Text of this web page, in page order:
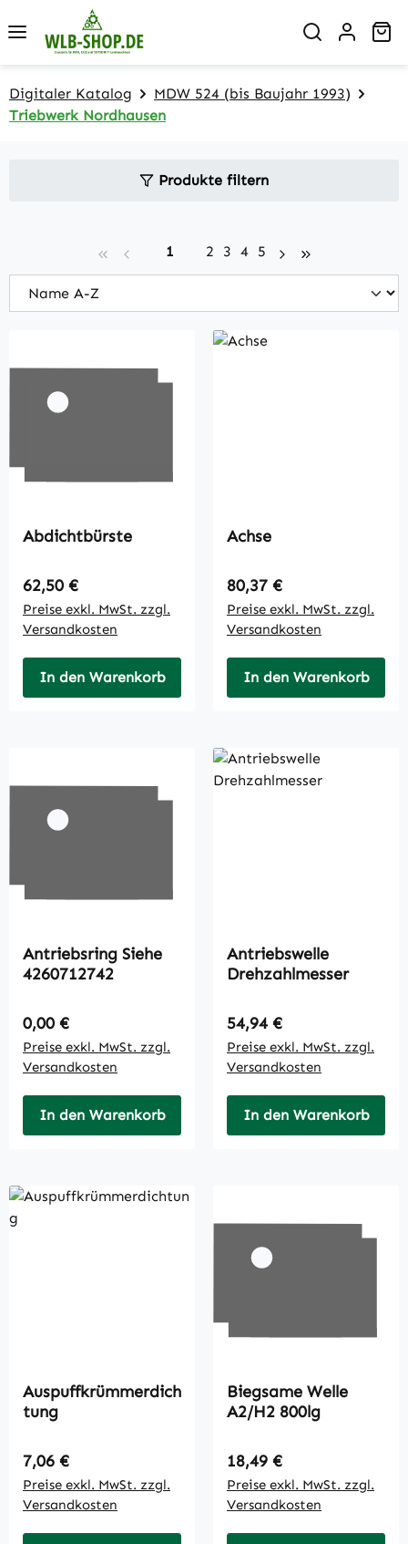
Zum Hauptinhalt springen
Digitaler Katalog
MDW 524 (bis Baujahr 1993)
Triebwerk Nordhausen
Produkte filtern
Seite
1 Seite
2 Seite
3 Seite
4 Seite
5
Abdichtbürste
Regulärer Preis:
62,50 €
Preise exkl. MwSt. zzgl.
Versandkosten
In den Warenkorb
Achse
Regulärer Preis:
80,37 €
Preise exkl. MwSt. zzgl.
Versandkosten
In den Warenkorb
Antriebsring Siehe
4260712742
Regulärer Preis:
0,00 €
Preise exkl. MwSt. zzgl.
Versandkosten
In den Warenkorb
Antriebswelle
Drehzahlmesser
Regulärer Preis:
54,94 €
Preise exkl. MwSt. zzgl.
Versandkosten
In den Warenkorb
Auspuffkrümmerdich
tung
Regulärer Preis:
7,06 €
Preise exkl. MwSt. zzgl.
Versandkosten
Biegsame Welle
A2/H2 800lg
Regulärer Preis:
18,49 €
Preise exkl. MwSt. zzgl.
Versandkosten